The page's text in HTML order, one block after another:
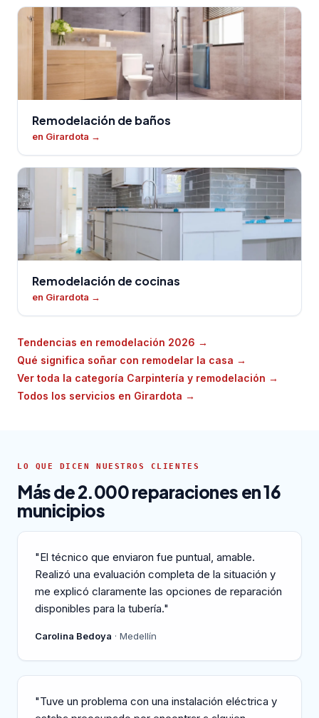
Remodelación de baños
en Girardota →
Remodelación de cocinas
en Girardota →
Tendencias en remodelación 2026 →
Qué significa soñar con remodelar la casa →
Ver toda la categoría Carpintería y remodelación →
Todos los servicios en Girardota →
LO QUE DICEN NUESTROS CLIENTES
Más de 2.000 reparaciones en 16
municipios
"El técnico que enviaron fue puntual, amable.
Realizó una evaluación completa de la situación y
me explicó claramente las opciones de reparación
disponibles para la tubería."
Carolina Bedoya · Medellín
"Tuve un problema con una instalación eléctrica y